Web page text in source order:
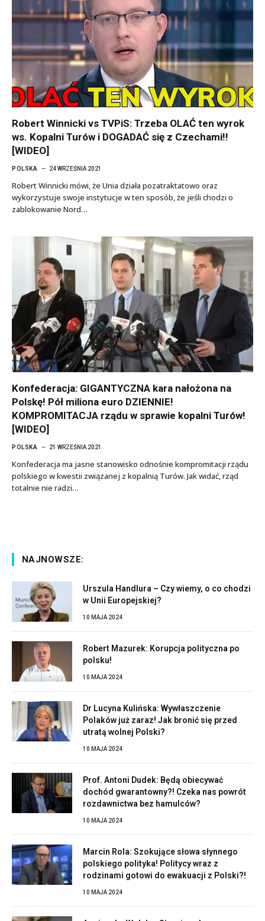
Robert Winnicki vs TVPiS: Trzeba OLAĆ ten wyrok
ws. Kopalni Turów i DOGADAĆ się z Czechami!!
[WIDEO]
POLSKA 24 WRZEŚNIA 2021
Robert Winnicki mówi, że Unia działa pozatraktatowo oraz
wykorzystuje swoje instytucje w ten sposób, że jeśli chodzi o
zablokowanie Nord…
Konfederacja: GIGANTYCZNA kara nałożona na
Polskę! Pół miliona euro DZIENNIE!
KOMPROMITACJA rządu w sprawie kopalni Turów!
[WIDEO]
POLSKA 21 WRZEŚNIA 2021
Konfederacja ma jasne stanowisko odnośnie kompromitacji rządu
polskiego w kwestii związanej z kopalnią Turów. Jak widać, rząd
totalnie nie radzi…
NAJNOWSZE:
Urszula Handlura – Czy wiemy, o co chodzi
w Unii Europejskiej?
10 MAJA 2024
Robert Mazurek: Korupcja polityczna po
polsku!
10 MAJA 2024
Dr Lucyna Kulińska: Wywłaszczenie
Polaków już zaraz! Jak bronić się przed
utratą wolnej Polski?
10 MAJA 2024
Prof. Antoni Dudek: Będą obiecywać
dochód gwarantowny?! Czeka nas powrót
rozdawnictwa bez hamulców?
10 MAJA 2024
Marcin Rola: Szokujące słowa słynnego
polskiego polityka! Politycy wraz z
rodzinami gotowi do ewakuacji z Polski?!
10 MAJA 2024